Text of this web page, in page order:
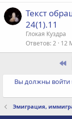
Текст
24(1).11
Глокая Куздра
Ответов 2 12
Вы должны войти
Эмиграция,